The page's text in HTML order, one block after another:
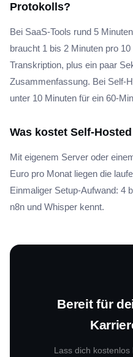
Protokolls?
Bei SaaS-Tools rund 5
braucht 1 bis 2 Minuten pro
Transkription, plus ein paar
Zusammenfassung. Bei Self-
unter 10 Minuten für ein 60-
Was kostet Self-
Mit eigenem Server oder
Euro pro Monat liegen die
Einmaliger Setup-Aufwand: 4
n8n und Whisper kennt.
Bereit für
Lass dich